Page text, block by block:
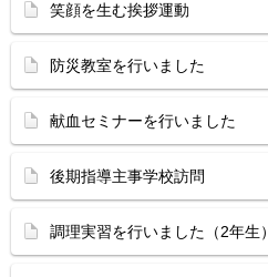
笑顔を生む挨拶運動
防災教室を行いました
献血セミナーを行いました
後期指導主事学校訪問
調理実習を行いました（2年生）